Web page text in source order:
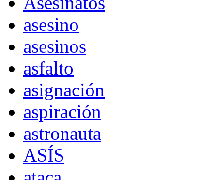
asesino
asesinos
asfalto
asignación
aspiración
astronauta
ASÍS